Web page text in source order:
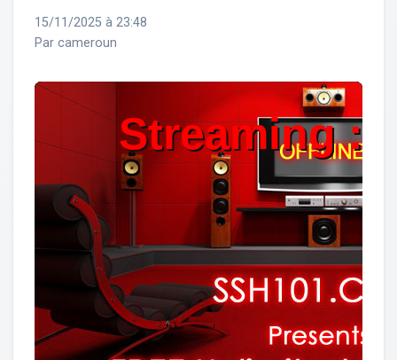
15/11/2025 à 23:48
Par cameroun